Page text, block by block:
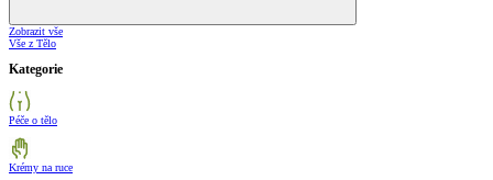
Zobrazit vše
Vše z Tělo
Kategorie
Péče o tělo
Krémy na ruce